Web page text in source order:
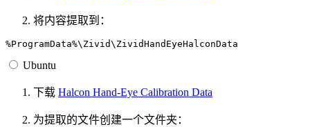
将内容提取到：
Ubuntu
下载 Halcon Hand-Eye Calibration Data
为提取的文件创建一个文件夹：